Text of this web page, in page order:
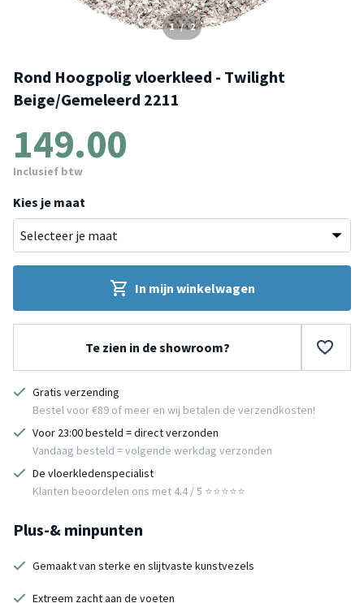
1 / 2
Rond Hoogpolig vloerkleed - Twilight
Beige/Gemeleerd 2211
149.00
Inclusief btw
Kies je maat
In mijn winkelwagen
Te zien in de showroom?
Gratis verzending
Bestel voor €89 of meer en wij betalen de verzendkosten!
Voor 23:00 besteld = direct verzonden
Vandaag besteld = volgende werkdag verzonden
De vloerkledenspecialist
Klanten beoordelen ons met 4.4 / 5 ⭐⭐⭐⭐⭐
Plus-& minpunten
Gemaakt van sterke en slijtvaste kunstvezels
Extreem zacht aan de voeten